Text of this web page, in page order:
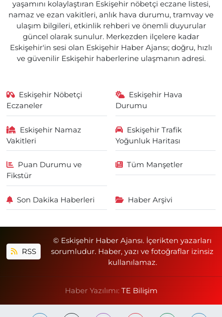
yaşamını kolaylaştıran Eskişehir nöbetçi eczane listesi,
namaz ve ezan vakitleri, anlık hava durumu, tramvay ve
ulaşım bilgileri, etkinlik rehberi ve önemli duyurular
güncel olarak sunulur. Merkezden ilçelere kadar
Eskişehir'in sesi olan Eskişehir Haber Ajansı; doğru, hızlı
ve güvenilir Eskişehir haberlerine ulaşmanın adresi.
Eskişehir Nöbetçi
Eczaneler
Eskişehir Hava
Durumu
Eskişehir Namaz
Vakitleri
Eskişehir Trafik
Yoğunluk Haritası
Puan Durumu ve
Fikstür
Tüm Manşetler
Son Dakika Haberleri Haber Arşivi
RSS
© Eskişehir Haber Ajansı. İçerikten yazarları
sorumludur. Haber, yazı ve fotoğraflar izinsiz
kullanılamaz.
Haber Yazılımı: TE Bilişim